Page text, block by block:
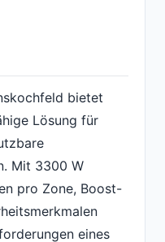
bietet
Lösung für
Mit 3300 W
pro Zone, Boost-
eines